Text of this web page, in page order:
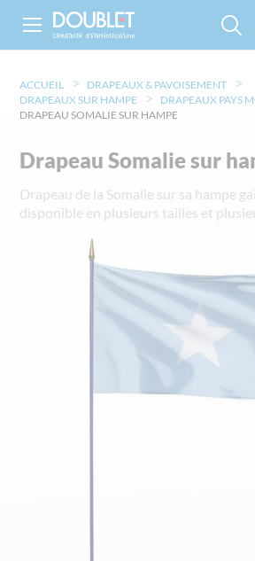
ACCUEIL
DRAPEAUX & PAVOISEMENT
DRAPEAUX SUR HAMPE
DRAPEAUX PAYS
DRAPEAU SOMALIE SUR HAMPE
Drapeau Somalie sur
Drapeau de la Somalie sur sa hampe
disponible en plusieurs tailles et